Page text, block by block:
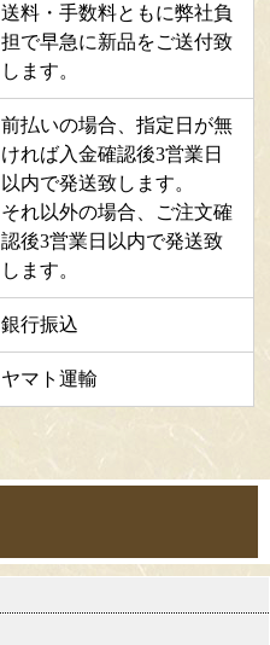
送料・手数料ともに弊社負
担で早急に新品をご送付致
します。
前払いの場合、指定日が無
ければ入金確認後3営業日
以内で発送致します。
それ以外の場合、ご注文確
認後3営業日以内で発送致
します。
銀行振込
ヤマト運輸